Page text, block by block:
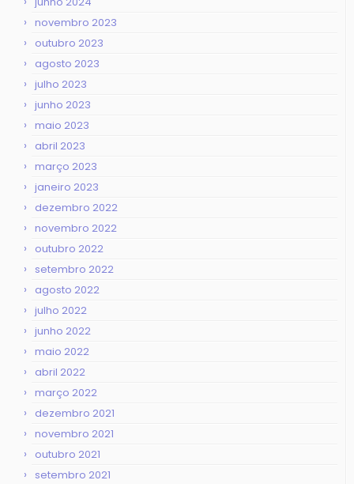
novembro 2023
outubro 2023
agosto 2023
julho 2023
junho 2023
maio 2023
abril 2023
março 2023
janeiro 2023
dezembro 2022
novembro 2022
outubro 2022
setembro 2022
agosto 2022
julho 2022
junho 2022
maio 2022
abril 2022
março 2022
dezembro 2021
novembro 2021
outubro 2021
setembro 2021